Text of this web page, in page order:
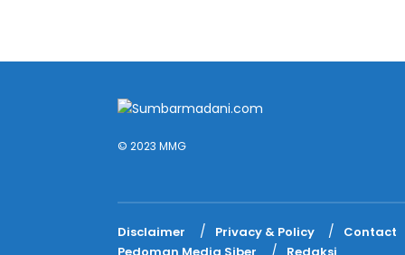
© 2023 MMG
Disclaimer Privacy & Policy
Contact